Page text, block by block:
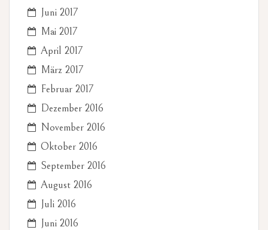
Juni 2017
Mai 2017
April 2017
März 2017
Februar 2017
Dezember 2016
November 2016
Oktober 2016
September 2016
August 2016
Juli 2016
Juni 2016